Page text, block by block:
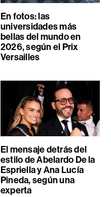
En fotos: las
universidades más
bellas del mundo en
2026, según el Prix
Versailles
El mensaje detrás del
estilo de Abelardo De la
Espriella y Ana Lucía
Pineda, según una
experta